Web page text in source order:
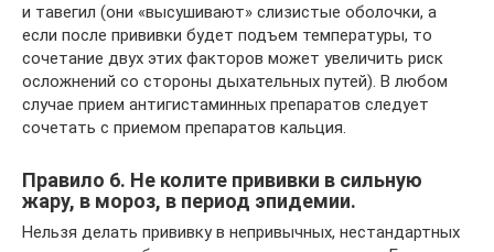
и тавегил (они «высушивают» слизистые оболочки, а
если после прививки будет подъем температуры, то
сочетание двух этих факторов может увеличить риск
осложнений со стороны дыхательных путей). В любом
случае прием антигистаминных препаратов следует
сочетать с приемом препаратов кальция.
Правило 6. Не колите прививки в сильную
жару, в мороз, в период эпидемии.
Нельзя делать прививку в непривычных, нестандартных